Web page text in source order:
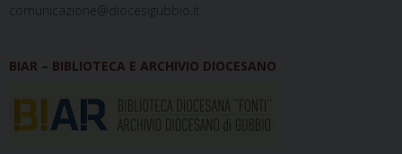
comunicazione@diocesigubbio.it
BIAR – BIBLIOTECA E ARCHIVIO DIOCESANO